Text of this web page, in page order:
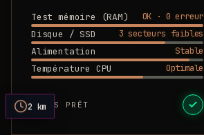
Test mémoire (RAM)
OK · 0 erreur
Disque / SSD
3 secteurs faibles
Alimentation
Stable
Température CPU
Optimale
DEVIS PRÊT
2 km